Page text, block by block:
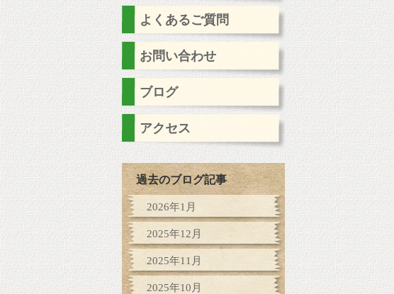
よくあるご質問
お問い合わせ
ブログ
アクセス
過去のブログ記事
2026年1月
2025年12月
2025年11月
2025年10月